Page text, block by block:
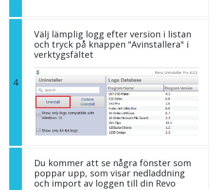
4
Välj lämplig logg efter version i listan
och tryck på knappen "Avinstallera" i
verktygsfältet
Du kommer att se några fönster som
poppar upp, som visar nedladdning
och import av loggen till din Revo